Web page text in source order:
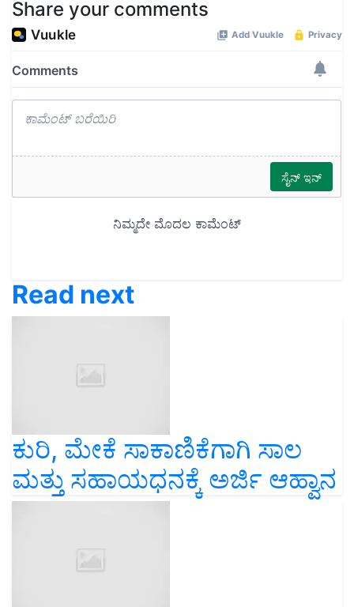
Share your comments
Read next
ಕುರಿ, ಮೇಕೆ ಸಾಕಾಣಿಕೆಗಾಗಿ ಸಾಲ
ಮತ್ತು ಸಹಾಯಧನಕ್ಕೆ ಅರ್ಜಿ ಆಹ್ವಾನ